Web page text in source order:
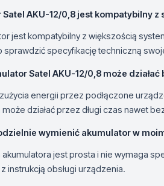
Satel AKU-12/0,8 jest kompatybilny
jest kompatybilny z większością
sprawdzić specyfikację techniczną
Satel AKU-12/0,8 może działać
energii przez podłączone
działać przez długi czas nawet
wymienić akumulator w
akumulatora jest prosta i nie wymaga
instrukcją obsługi urządzenia.